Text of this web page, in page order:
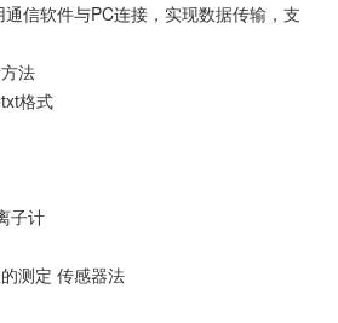
信软件与PC连接，实现数据传输，支
法
格式
子计
测定 传感器法